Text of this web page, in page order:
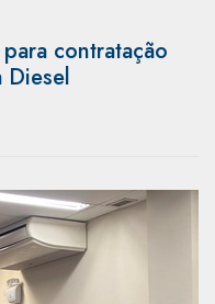
contratação
Diesel